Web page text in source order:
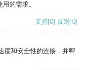
的需求。
支持[0] 反对[0]
度和安全性的连接，并帮